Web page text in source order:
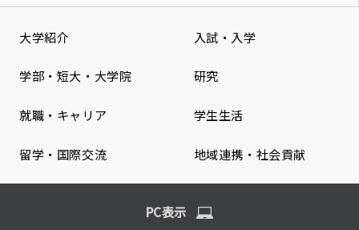
大学紹介 入試・入学
学部・短大・大学院 研究
就職・キャリア 学生生活
留学・国際交流 地域連携・社会貢献
PC表示